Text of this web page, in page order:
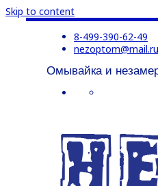
Skip to content
8-499-390-62-49
nezoptom@mail.ru
Омывайка и